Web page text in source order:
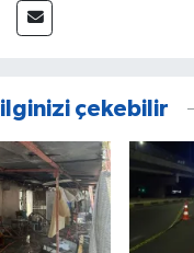
ilginizi çekebilir